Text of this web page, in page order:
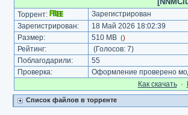
Торрент:
Зарегистрирован
Зарегистрирован:
18 Май 2026 18:02:39
Размер:
510 MB ()
Рейтинг: (Голосов: 7)
Поблагодарили:
55
Проверка:
Оформление проверено
Как cкачать·
Список файлов в торренте